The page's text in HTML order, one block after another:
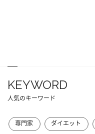
KEYWORD
人気のキーワード
専門家 ダイエット